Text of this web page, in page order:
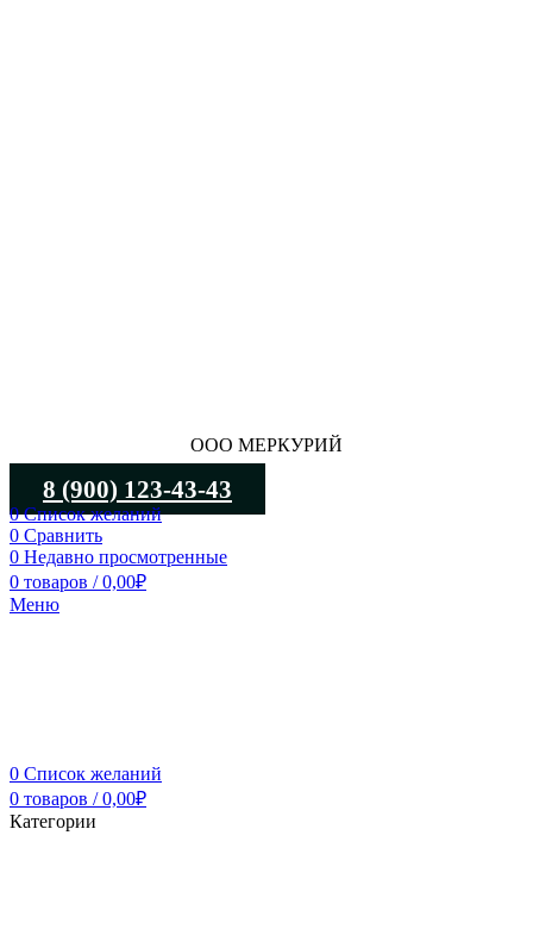
ООО МЕРКУРИЙ
8 (900) 123-43-43
0Список желаний
0 Сравнить
0 Недавно просмотренные
0 товаров / 0,00₽
Меню
0 Список желаний
0 товаров / 0,00₽
Категории